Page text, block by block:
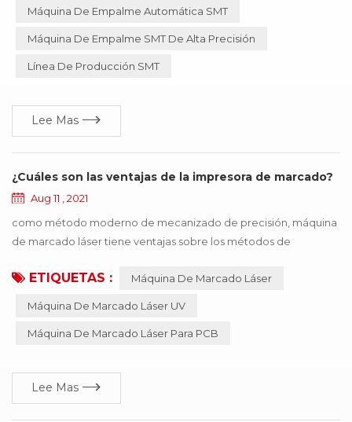
manera anormal, todo el producto dejará de funcionar, lo que
evitar mediante la actualización de la ...
Máquina De Empalme Automática SMT
Máquina De Empalme SMT De Alta Precisión
Línea De Producción SMT
Lee Mas
¿Cuáles son las ventajas de la impresora de marcado?
Aug 11 , 2021
como método moderno de mecanizado de precisión, máquina
de marcado láser tiene ventajas sobre los métodos de
mecánico y la electroerosión. el equipo no requiere
especialmente adecuado para precisión, profundidad,
requisitos de suavidad del campo , tan ampliamente utilizado en
ETIQUETAS : Máquina De Marcado Láser
Máquina De Marcado Láser UV
Máquina De Marcado Láser Para PCB
Lee Mas